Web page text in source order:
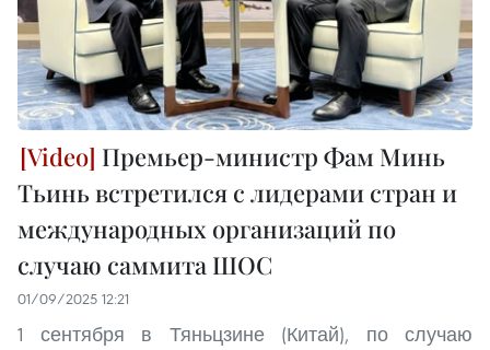
Премьер-министр Фам Минь
Тьинь встретился с лидерами стран и
международных организаций по
случаю саммита ШОС
01/09/2025 12:21
1 сентября в Тяньцзине (Китай), по случаю